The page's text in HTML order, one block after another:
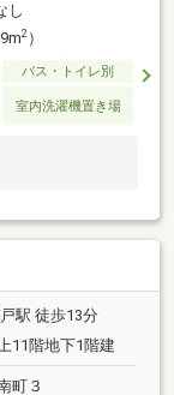
し
2）
バス・トイレ別
室内洗濯機置き場
駅 徒歩13分
11階地下1階建
町３